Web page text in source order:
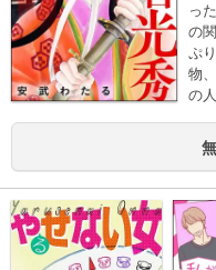
っ
の
ぷ
物
の
楽